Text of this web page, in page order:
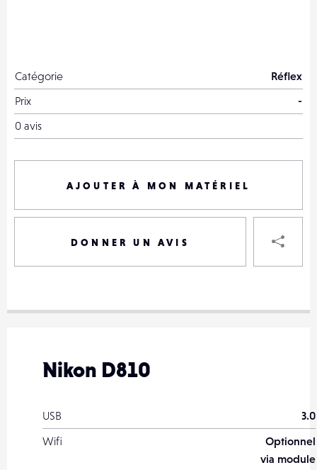
Catégorie
Réflex
Prix
-
0 avis
AJOUTER À MON MATÉRIEL
DONNER UN AVIS
VOTRE
Nikon D810
USB
3.0
Wifi
Optionnel
via module